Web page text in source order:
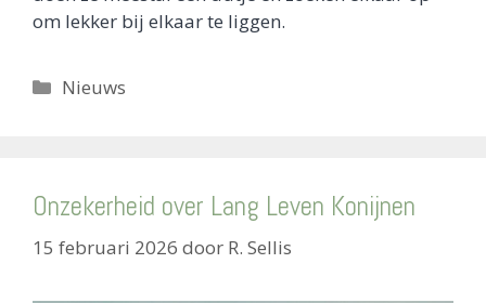
om lekker bij elkaar te liggen.
Categorieën
Nieuws
Onzekerheid over Lang Leven Konijnen
15 februari 2026 door R. Sellis